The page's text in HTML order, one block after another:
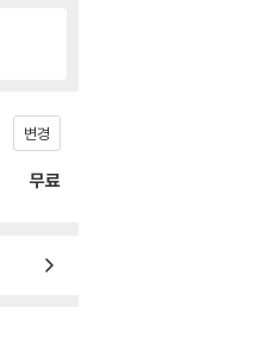
변경
무료